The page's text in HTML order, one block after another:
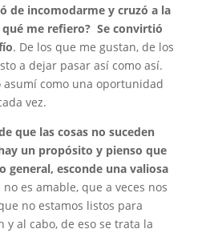
de incomodarme y cruzó a la
qué me refiero? Se convirtió
. De los que me gustan, de los
a dejar pasar así como así.
asumí como una oportunidad
vez.
que las cosas no suceden
un propósito y pienso que
general, esconde una valiosa
no es amable, que a veces nos
no estamos listos para
y al cabo, de eso se trata la